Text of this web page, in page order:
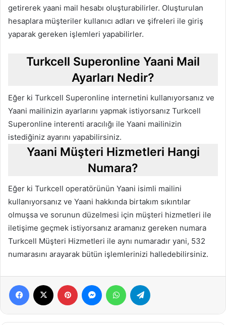
getirerek yaani mail hesabı oluşturabilirler. Oluşturulan
hesaplara müşteriler kullanıcı adları ve şifreleri ile giriş
yaparak gereken işlemleri yapabilirler.
Turkcell Superonline Yaani Mail
Ayarları Nedir?
Eğer ki Turkcell Superonline internetini kullanıyorsanız ve
Yaani mailinizin ayarlarını yapmak istiyorsanız Turkcell
Superonline interenti aracılığı ile Yaani mailinizin
istediğiniz ayarını yapabilirsiniz.
Yaani Müşteri Hizmetleri Hangi
Numara?
Eğer ki Turkcell operatörünün Yaani isimli mailini
kullanıyorsanız ve Yaani hakkında birtakım sıkıntılar
olmuşsa ve sorunun düzelmesi için müşteri hizmetleri ile
iletişime geçmek istiyorsanız aramanız gereken numara
Turkcell Müşteri Hizmetleri ile aynı numaradır yani, 532
numarasını arayarak bütün işlemlerinizi halledebilirsiniz.
Facebook Pinterest MessengerWhatsApp